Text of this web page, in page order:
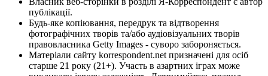
публікації.
Будь-яке копіювання, передрук та відтворення
фотографічних творів та/або аудіовізуальних творів
правовласника Getty Images - суворо забороняється.
Матеріали сайту korrespondent.net призначені для осіб
старше 21 року (21+). Участь в азартних іграх може